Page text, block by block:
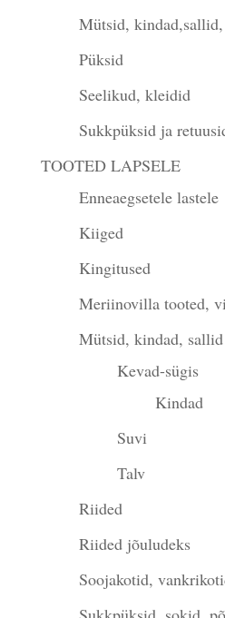
Mütsid,
Püksid
Seelikud, kleidid
Sukkpüksid ja
TOOTED LAPSELE
Enneaegsetele lastele
Kiiged
Kingitused
Meriinovilla tooted,
Mütsid, kindad, sallid
Kevad-sügis
Kindad
Suvi
Talv
Riided
Riided jõuludeks
Soojakotid,